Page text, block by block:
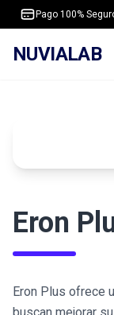
Pago 100%
NUVIALAB
Eron
Eron Plus ofrece